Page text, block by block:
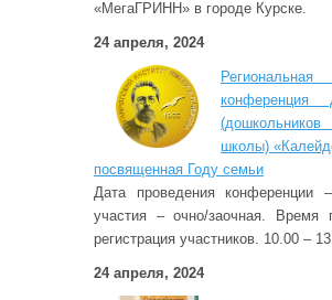
«МегаГРИНН» в городе Курске.
24 апреля, 2024
школы)
посвященная Году семьи
Дата проведения
участия – очно/заочная.
регистрация участников. 10.00 –
24 апреля, 2024